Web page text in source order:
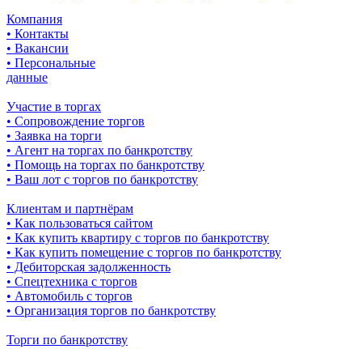
Компания
• Контакты
• Вакансии
• Персональные
данные
Участие в торгах
• Сопровождение торгов
• Заявка на торги
• Агент на торгах по банкротству
• Помощь на торгах по банкротству
• Ваш лот с торгов по банкротству
Клиентам и партнёрам
• Как пользоваться сайтом
• Как купить квартиру с торгов по банкротству
• Как купить помещение с торгов по банкротству
• Дебиторская задолженность
• Спецтехника с торгов
• Автомобиль с торгов
• Организация торгов по банкротству
Торги по банкротству